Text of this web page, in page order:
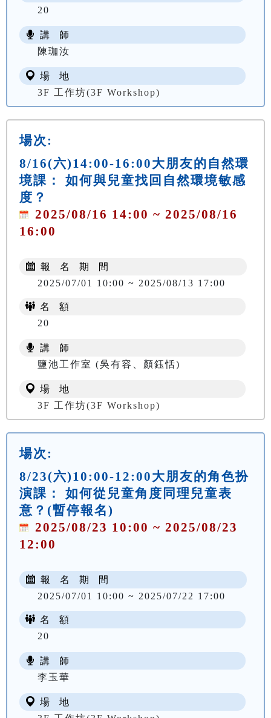
20
講 師
陳珈汝
場 地
3F 工作坊(3F Workshop)
場次:
8/16(六)14:00-16:00大朋友的自然環
境課： 如何與兒童找回自然環境敏感
度？
2025/08/16 14:00 ~ 2025/08/16
16:00
報 名 期 間
2025/07/01 10:00 ~ 2025/08/13 17:00
名 額
20
講 師
鹽池工作室 (吳有容、顏鈺恬)
場 地
3F 工作坊(3F Workshop)
場次:
8/23(六)10:00-12:00大朋友的角色扮
演課： 如何從兒童角度同理兒童表
意？(暫停報名)
2025/08/23 10:00 ~ 2025/08/23
12:00
報 名 期 間
2025/07/01 10:00 ~ 2025/07/22 17:00
名 額
20
講 師
李玉華
場 地